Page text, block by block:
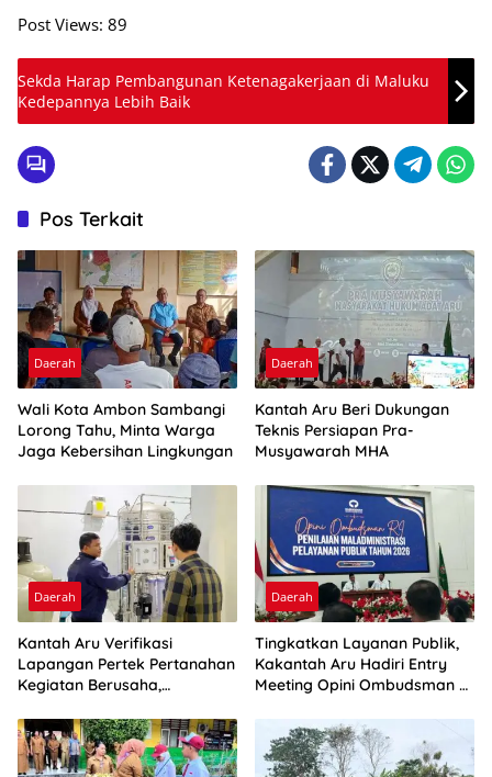
Post Views: 89
Sekda Harap Pembangunan Ketenagakerjaan di Maluku
Kedepannya Lebih Baik
Pos Terkait
Daerah
Wali Kota Ambon Sambangi
Lorong Tahu, Minta Warga
Jaga Kebersihan Lingkungan
Daerah
Kantah Aru Beri Dukungan
Teknis Persiapan Pra-
Musyawarah MHA
Daerah
Kantah Aru Verifikasi
Lapangan Pertek Pertanahan
Kegiatan Berusaha,
Daerah
Tingkatkan Layanan Publik,
Kakantah Aru Hadiri Entry
Meeting Opini Ombudsman RI